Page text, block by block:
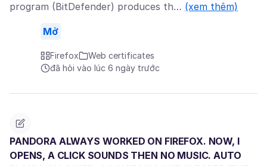
program (BitDefender) produces th… (xem thêm)
Mở
Firefox
Web certificates
đã hỏi vào lúc 6 ngày trước
PANDORA ALWAYS WORKED ON FIREFOX. NOW, I
OPENS, A CLICK SOUNDS THEN NO MUSIC. AUTO